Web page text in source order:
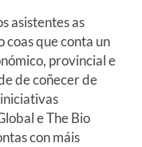
asistentes as
que conta un
provincial e
de coñecer de
e The Bio
con máis